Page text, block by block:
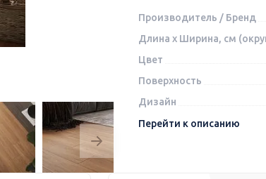
Производитель / Бренд
Длина x Ширина, см
Цвет
Поверхность
Дизайн
Перейти к описанию